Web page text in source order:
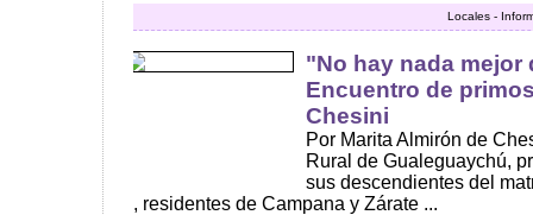
Locales -
"No hay nada mejor
Encuentro de
Chesini
Por Marita Almirón de
Rural de Gualeguaychú,
sus descendientes del
, residentes de Campana y Zárate ...